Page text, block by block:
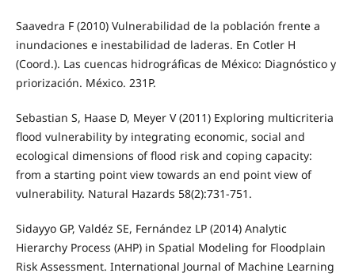
Saavedra F (2010) Vulnerabilidad de la población frente a
inundaciones e inestabilidad de laderas. En Cotler H
(Coord.). Las cuencas hidrográficas de México: Diagnóstico y
priorización. México. 231P.
Sebastian S, Haase D, Meyer V (2011) Exploring multicriteria
flood vulnerability by integrating economic, social and
ecological dimensions of flood risk and coping capacity:
from a starting point view towards an end point view of
vulnerability. Natural Hazards 58(2):731-751.
Sidayyo GP, Valdéz SE, Fernández LP (2014) Analytic
Hierarchy Process (AHP) in Spatial Modeling for Floodplain
Risk Assessment. International Journal of Machine Learning